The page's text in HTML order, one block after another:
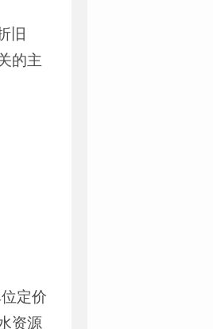
旧
的主
定价
资源